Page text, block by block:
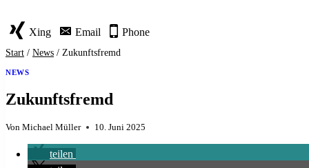
Xing Email Phone
Start / News / Zukunftsfremd
NEWS
Zukunftsfremd
Von Michael Müller 10. Juni 2025
teilen